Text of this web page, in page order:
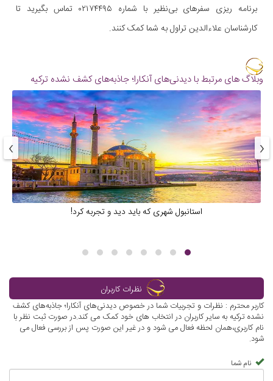
برنامه ریزی سفرهای بی‌نظیر با شماره ۰۲۱۷۴۴۹۵ تماس بگیرید تا
کارشناسان علاءالدین تراول به شما کمک کنند.
وبلاگ های مرتبط با دیدنی‌های آنکارا؛ جاذبه‌های کشف نشده ترکیه
استانبول شهری که باید دید و تجربه کرد!
‹
›
نظرات کاربران
کاربر محترم : نظرات و تجربیات شما در خصوص دیدنی‌های آنکارا؛ جاذبه‌های کشف
نشده ترکیه به سایر کاربران در انتخاب های خود کمک می کند.در صورت ثبت نظر با
نام کاربری،همان لحظه فعال می شود و در غیر این صورت پس از بررسی فعال می
شود.
نام شما